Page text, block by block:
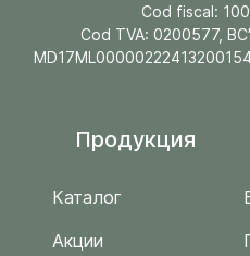
Cod fiscal:
Cod TVA: 0200577,
Продукция
Каталог
Акции